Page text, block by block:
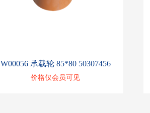
W00056 承载轮 85*80 50307456
价格仅会员可见